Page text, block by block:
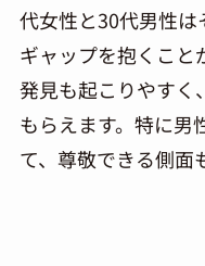
代女性と30代男性
ギャップを抱くこと
発見も起こりやすく
もらえます。特に男
て、尊敬できる側面